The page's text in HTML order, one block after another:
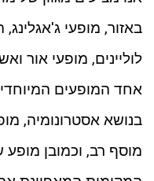
באזור, מופעי ג'אגלינג,
לוליינים, מופעי אור
אחד המופעים
בנושא אסטרונומיה,
מוסף רב, וכמובן